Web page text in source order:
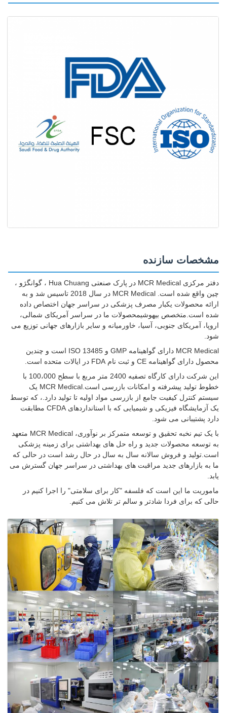
مشخصات سازنده
دفتر مرکزی MCR Medical در پارک صنعتی Hua Chuang ، گوانگژو ،
چین واقع شده است. MCR Medical در سال 2018 تاسیس شد و به
ارائه محصولات یکبار مصرف پزشکی در سراسر جهان اختصاص داده
شده است.متخصص بیهوشیمحصولات ما در سراسر آمریکای شمالی،
اروپا، آمریکای جنوبی، آسیا، خاورمیانه و سایر بازارهای جهانی توزیع می
شود.
MCR Medical دارای گواهینامه GMP و ISO 13485 است و چندین
محصول دارای گواهینامه CE و ثبت نام FDA در ایالات متحده است.
این شرکت دارای کارگاه تصفیه 2400 متر مربع با سطح 100،000 با
خطوط تولید پیشرفته و امکانات بازرسی است.MCR Medical یک
سیستم کنترل کیفیت جامع از بازرسی مواد اولیه تا تولید دارد.، که توسط
یک آزمایشگاه فیزیکی و شیمیایی که با استانداردهای CFDA مطابقت
دارد پشتیبانی می شود.
با یک تیم نخبه تحقیق و توسعه متمرکز بر نوآوری، MCR Medical متعهد
به توسعه محصولات جدید و راه حل های بهداشتی برای زمینه پزشکی
است.تولید و فروش سالانه سال به سال در حال رشد است در حالی که
ما به بازارهای جدید مراقبت های بهداشتی در سراسر جهان گسترش می
یابد.
ماموریت ما این است که فلسفه "کار برای سلامتی" را اجرا کنیم در
حالی که برای فردا شادتر و سالم تر تلاش می کنیم.